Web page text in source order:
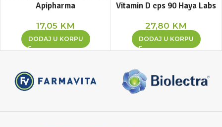
Apipharma
17,05 KM
DODAJ U KORPU
Vitamin D cps 90 Haya Labs
27,80 KM
DODAJ U KORPU